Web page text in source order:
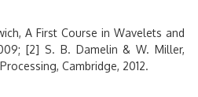
A First Course in Wavelets and
[2] S. B. Damelin & W. Miller,
Cambridge, 2012.